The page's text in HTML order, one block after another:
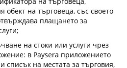
обект на търговеца, със своето
плащането за
на стоки или услуги чрез
в Paysera приложението
списък на местата за търговия,